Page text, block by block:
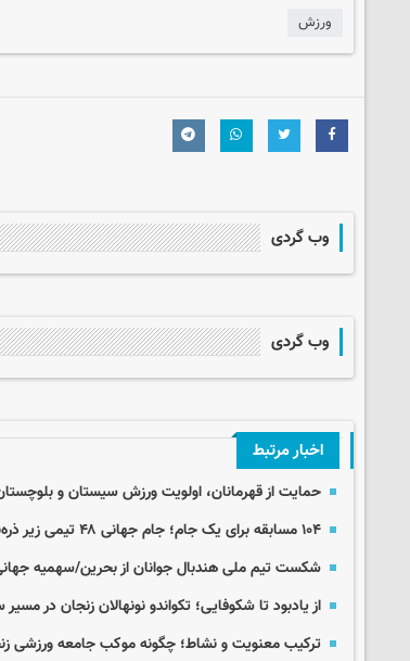
ورزش
وب گردی
وب گردی
اخبار مرتبط
حمایت از قهرمانان، اولویت ورزش سیستان و
۱۰۴ مسابقه برای یک جام؛ جام جهانی ۴۸ تیمی زیر ذره‌بین اعداد
شکست تیم ملی هندبال جوانان از بحرین/سهمیه
از یادبود تا شکوفایی؛ تکواندو نونهالان زنجان در
ترکیب معنویت و نشاط؛ چگونه موکب جامعه ورزشی